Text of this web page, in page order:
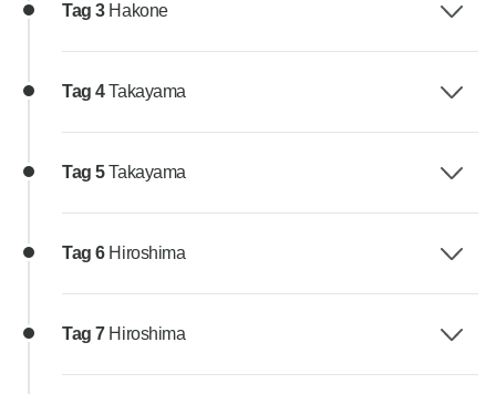
Tag 3 Hakone
Tag 4Takayama
Tag 5Takayama
Tag 6 Hiroshima
Tag 7 Hiroshima